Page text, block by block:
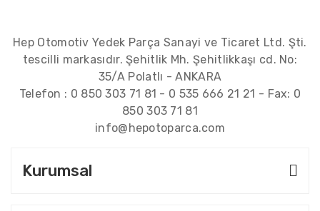
Hep Otomotiv Yedek Parça Sanayi ve Ticaret Ltd. Şti.
tescilli markasıdır. Şehitlik Mh. Şehitlikkaşı cd. No:
35/A Polatlı - ANKARA
Telefon : 0 850 303 71 81 - 0 535 666 21 21 - Fax: 0
850 303 71 81
info@hepotoparca.com
Kurumsal